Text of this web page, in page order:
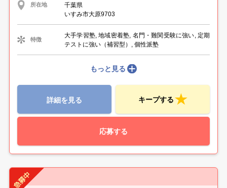
所在地
千葉県
いすみ市大原9703
特徴
大手学習塾, 地域密着塾, 名門・難関受験に強い, 定期
テストに強い（補習型）, 個性派塾
もっと見る
詳細を見る キープする
応募する